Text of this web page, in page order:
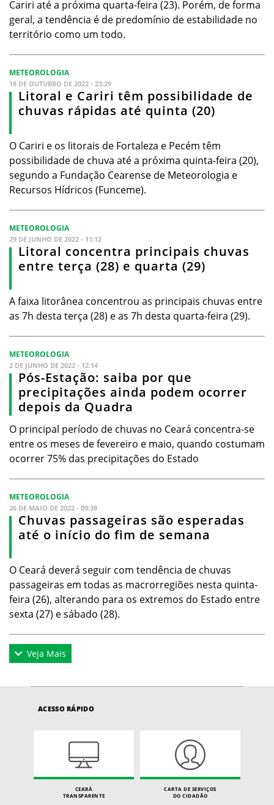
Cariri até a próxima quarta-feira (23). Porém, de forma
geral, a tendência é de predomínio de estabilidade no
território como um todo.
METEOROLOGIA
18 DE OUTUBRO DE 2022 - 23:29
Litoral e Cariri têm possibilidade de
chuvas rápidas até quinta (20)
O Cariri e os litorais de Fortaleza e Pecém têm
possibilidade de chuva até a próxima quinta-feira (20),
segundo a Fundação Cearense de Meteorologia e
Recursos Hídricos (Funceme).
METEOROLOGIA
29 DE JUNHO DE 2022 - 11:12
Litoral concentra principais chuvas
entre terça (28) e quarta (29)
A faixa litorânea concentrou as principais chuvas entre
as 7h desta terça (28) e as 7h desta quarta-feira (29).
METEOROLOGIA
2 DE JUNHO DE 2022 - 12:14
Pós-Estação: saiba por que
precipitações ainda podem ocorrer
depois da Quadra
O principal período de chuvas no Ceará concentra-se
entre os meses de fevereiro e maio, quando costumam
ocorrer 75% das precipitações do Estado
METEOROLOGIA
26 DE MAIO DE 2022 - 09:38
Chuvas passageiras são esperadas
até o início do fim de semana
O Ceará deverá seguir com tendência de chuvas
passageiras em todas as macrorregiões nesta quinta-
feira (26), alterando para os extremos do Estado entre
sexta (27) e sábado (28).
Veja Mais
ACESSO RÁPIDO
CEARÁ
TRANSPARENTE
CARTA DE SERVIÇOS
DO CIDADÃO